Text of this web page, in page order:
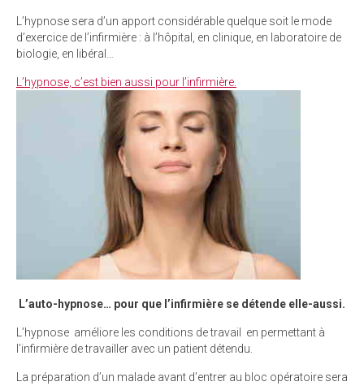
L’hypnose sera d’un apport considérable quelque soit le mode
d’exercice de l’infirmière : à l’hôpital, en clinique, en laboratoire de
biologie, en libéral…
L’hypnose, c’est bien aussi pour l’infirmière.
L’auto-hypnose… pour que l’infirmière se détende elle-aussi.
L’hypnose améliore les conditions de travail en permettant à
l’infirmière de travailler avec un patient détendu.
La préparation d’un malade avant d’entrer au bloc opératoire sera